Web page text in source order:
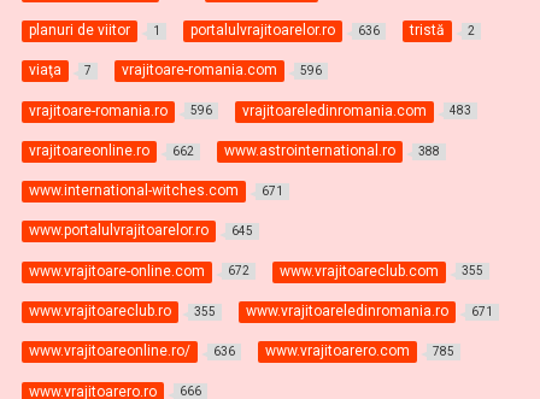
planuri de viitor 1 portalulvrajitoarelor.ro 636 tristă 2
viaţa 7 vrajitoare-romania.com 596
vrajitoare-romania.ro 596 vrajitoareledinromania.com 483
vrajitoareonline.ro 662 www.astrointernational.ro 388
www.international-witches.com 671
www.portalulvrajitoarelor.ro 645
www.vrajitoare-online.com 672 www.vrajitoareclub.com 355
www.vrajitoareclub.ro 355 www.vrajitoareledinromania.ro 671
www.vrajitoareonline.ro/ 636 www.vrajitoarero.com 785
www.vrajitoarero.ro 666